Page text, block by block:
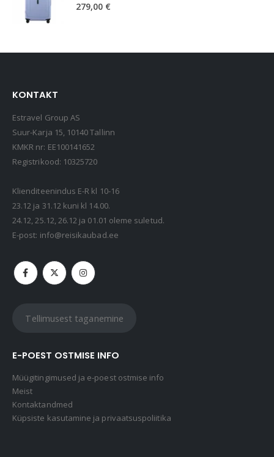
279,00 €
KONTAKT
Estravel Group AS
Suur-Karja 15, 10140 Tallinn
KMKR nr: EE100141652
Registrikood: 10325720
Klienditeenindus E-R kl 10-16
23.12 ja 31.12 kuni kl 14.00.
24.12, 25.12, 26.12 ja 01.01 oleme suletud.
E-post: info@reisikaubad.ee
Tellimusest taganemine
E-POEST OSTMISE INFO
Müügitingimused ja e-poest ostmise info
Meist
Kontaktandmed
Küpsiste kasutamine ja privaatsuspoliitika